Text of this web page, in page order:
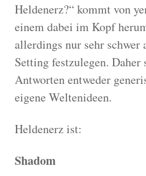
Heldenerz?“ kommt von
einem dabei im Kopf
allerdings nur sehr schwer
Setting festzulegen.
Antworten entweder
eigene Weltenideen.
Heldenerz ist:
Shadom